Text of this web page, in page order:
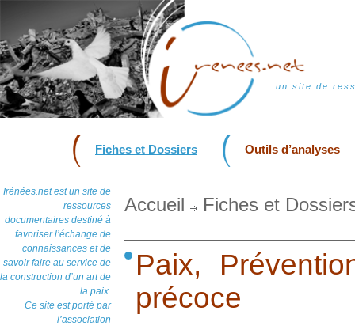
un site de
Fiches et Dossiers Outils d’analyses
Irénées.net est un site de
ressources
documentaires destiné à
favoriser l’échange de
connaissances et de
savoir faire au service de
la construction d’un art de
la paix.
Ce site est porté par
l’association
Accueil Fiches et
Paix,
précoce